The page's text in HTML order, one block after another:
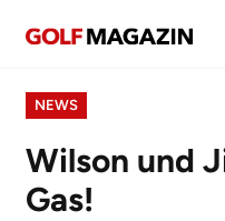
NEWS
Wilson und
Gas!